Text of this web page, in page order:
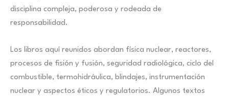
disciplina compleja, poderosa y rodeada de
responsabilidad.
Los libros aquí reunidos abordan física nuclear, reactores,
procesos de fisión y fusión, seguridad radiológica, ciclo del
combustible, termohidráulica, blindajes, instrumentación
nuclear y aspectos éticos y regulatorios. Algunos textos